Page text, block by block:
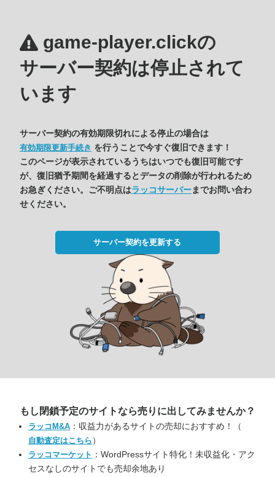
game-player.clickの
サーバー契約は停止されて
います
サーバー契約の有効期限切れによる停止の場合は
有効期限更新手続き を行うことで今すぐ復旧できます！
このページが表示されているうちはいつでも復旧可能です
が、復旧猶予期間を経過するとデータの削除が行われるため
お急ぎください。ご不明点はラッコサーバーまでお問い合わ
せください。
サーバー契約を更新する
もし閉鎖予定のサイトなら売りに出してみませんか？
ラッコM&A ：収益力があるサイトの売却におすすめ！（
自動査定はこちら ）
ラッコマーケット ：WordPressサイト特化！未収益化・アク
セスなしのサイトでも売却余地あり